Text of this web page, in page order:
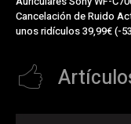
Cancelación de Ruido
unos ridículos 39,99€ (-